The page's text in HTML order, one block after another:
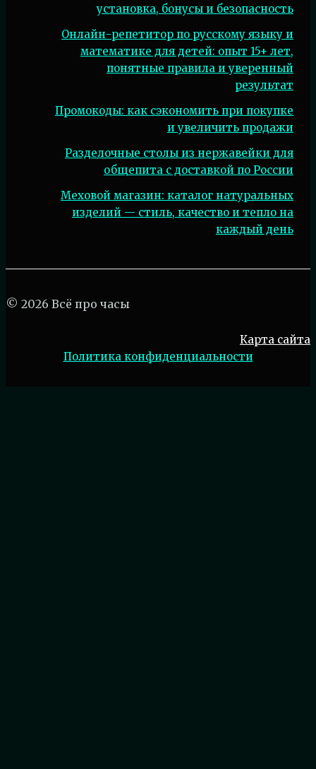
установка, бонусы и безопасность
Онлайн-репетитор по русскому языку и
математике для детей: опыт 15+ лет,
понятные правила и уверенный
результат
Промокоды: как сэкономить при покупке
и увеличить продажи
Разделочные столы из нержавейки для
общепита с доставкой по России
Меховой магазин: каталог натуральных
изделий — стиль, качество и тепло на
каждый день
© 2026 Всё про часы
Карта сайта
Политика конфиденциальности